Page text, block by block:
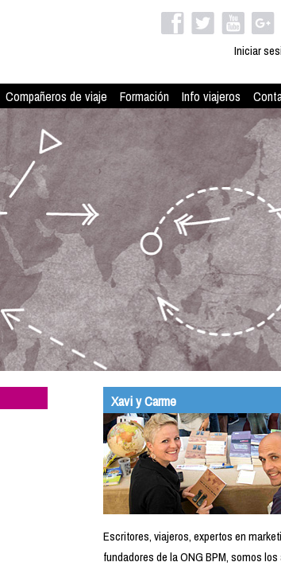
Iniciar
Compañeros de viaje Formación Info viajeros
Xavi y Carme
Escritores, viajeros, expertos en
fundadores de la ONG BPM, somos